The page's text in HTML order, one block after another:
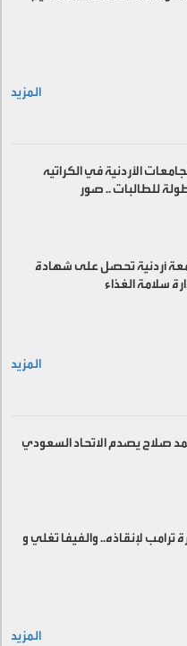
المزيد
الأردنية في الكراتيه
للطالبات .. صور
أردنية تحصل على شهادة
المزيد
صلاح يصدم الاتحاد السعودي
ترامب لإنقاذه.. والفيفا تغلي و
المزيد